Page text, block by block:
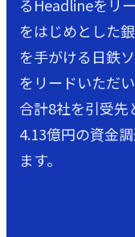
るHeadlineをリ
をはじめとした
を手がける日鉄
をリードいただ
合計8社を引受先
4.13億円の資金
ます。